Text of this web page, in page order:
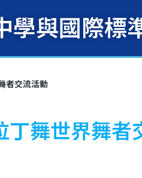
學與國際標
者交流活動
舞世界舞者